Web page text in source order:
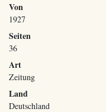
Von
1927
Seiten
36
Art
Zeitung
Land
Deutschland